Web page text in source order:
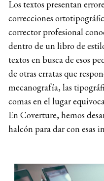
Los textos presentan
correcciones
corrector profesional
dentro de un libro de
textos en busca de esos
de otras erratas que
mecanografía, las
comas en el lugar
En Coverture, hemos
halcón para dar con esas